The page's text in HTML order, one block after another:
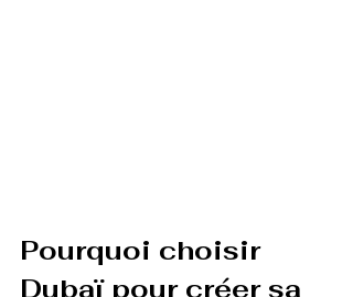
Pourquoi choisir
Dubaï pour créer sa